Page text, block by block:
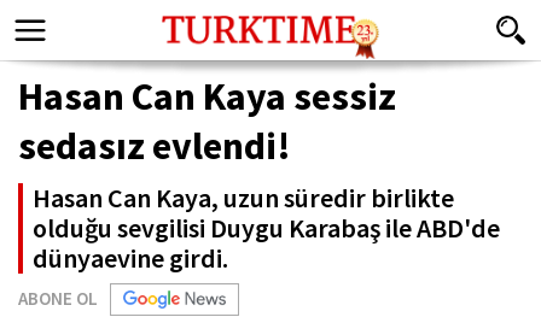
Hasan Can Kaya sessiz
sedasız evlendi!
Hasan Can Kaya, uzun süredir birlikte
olduğu sevgilisi Duygu Karabaş ile ABD'de
dünyaevine girdi.
ABONE OL